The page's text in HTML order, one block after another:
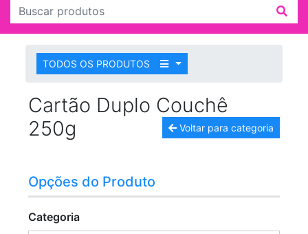
TODOS OS PRODUTOS
Cartão Duplo Couchê
250g
Voltar para categoria
Opções do Produto
Categoria